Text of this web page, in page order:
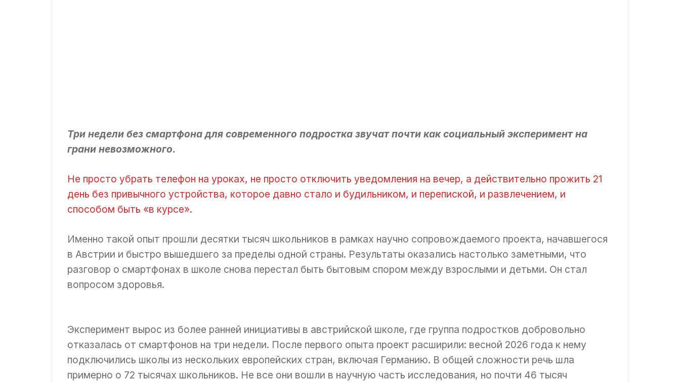
Три недели без смартфона для современного подростка звучат почти как социальный эксперимент на
грани невозможного.
Не просто убрать телефон на уроках, не просто отключить уведомления на вечер, а действительно прожить 21
день без привычного устройства, которое давно стало и будильником, и перепиской, и развлечением, и
способом быть «в курсе».
Именно такой опыт прошли десятки тысяч школьников в рамках научно сопровождаемого проекта, начавшегося
в Австрии и быстро вышедшего за пределы одной страны. Результаты оказались настолько заметными, что
разговор о смартфонах в школе снова перестал быть бытовым спором между взрослыми и детьми. Он стал
вопросом здоровья.
Эксперимент вырос из более ранней инициативы в австрийской школе, где группа подростков добровольно
отказалась от смартфонов на три недели. После первого опыта проект расширили: весной 2026 года к нему
подключились школы из нескольких европейских стран, включая Германию. В общей сложности речь шла
примерно о 72 тысячах школьников. Не все они вошли в научную часть исследования, но почти 46 тысяч